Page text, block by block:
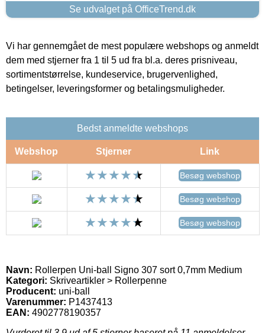
Se udvalget på OfficeTrend.dk
Vi har gennemgået de mest populære webshops og anmeldt
dem med stjerner fra 1 til 5 ud fra bl.a. deres prisniveau,
sortimentstørrelse, kundeservice, brugervenlighed,
betingelser, leveringsformer og betalingsmuligheder.
Bedst anmeldte webshops
Webshop Stjerner Link
Besøg webshop
Besøg webshop
Besøg webshop
Navn: Rollerpen Uni-ball Signo 307 sort 0,7mm Medium
Kategori: Skriveartikler > Rollerpenne
Producent: uni-ball
Varenummer: P1437413
EAN: 4902778190357